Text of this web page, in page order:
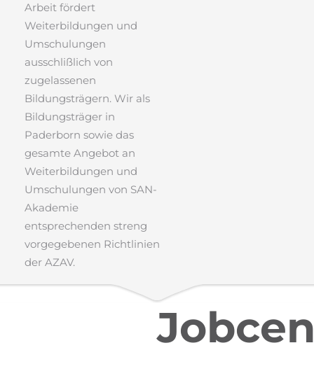
Arbeit fördert
Weiterbildungen und
Umschulungen
ausschlißlich von
zugelassenen
Bildungsträgern. Wir als
Bildungsträger in
Paderborn sowie das
gesamte Angebot an
Weiterbildungen und
Umschulungen von SAN-
Akademie
entsprechenden streng
vorgegebenen Richtlinien
der AZAV.